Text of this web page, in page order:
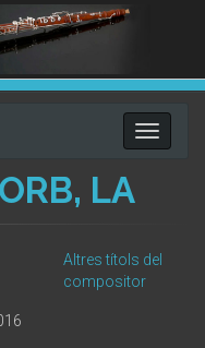
Toggle
LA
Altres títols del
compositor